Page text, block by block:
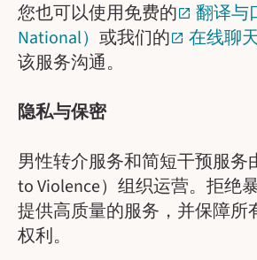
您也可以使用免费的
翻译与
National） 或我们的 在线聊
该服务沟通。
隐私与保密
男性转介服务和简短干预服务
to Violence）组织运营。拒绝
提供高质量的服务，并保障所
权利。